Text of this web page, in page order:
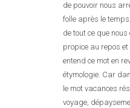
de pouvoir nous
folle après le
de tout ce que nous
propice au repos et
entend ce mot en
étymologie. Car
le mot vacances
voyage,